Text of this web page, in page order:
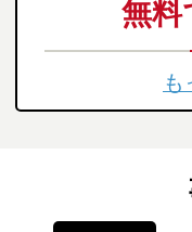
無料
も